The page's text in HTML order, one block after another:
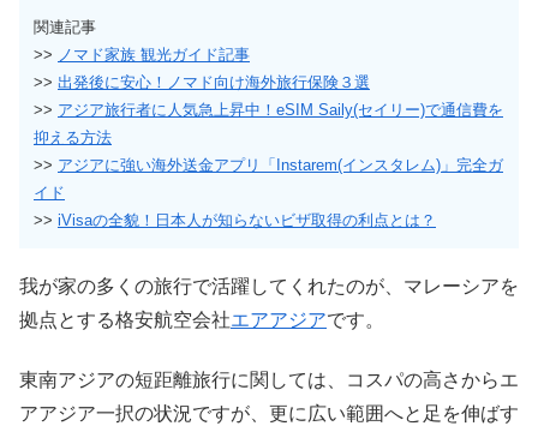
関連記事
>> ノマド家族 観光ガイド記事
>> 出発後に安心！ノマド向け海外旅行保険３選
>> アジア旅行者に人気急上昇中！eSIM Saily(セイリー)で通信費を
抑える方法
>> アジアに強い海外送金アプリ「Instarem(インスタレム)」完全ガ
イド
>> iVisaの全貌！日本人が知らないビザ取得の利点とは？
我が家の多くの旅行で活躍してくれたのが、マレーシアを
拠点とする格安航空会社エアアジアです。
東南アジアの短距離旅行に関しては、コスパの高さからエ
アアジア一択の状況ですが、更に広い範囲へと足を伸ばす